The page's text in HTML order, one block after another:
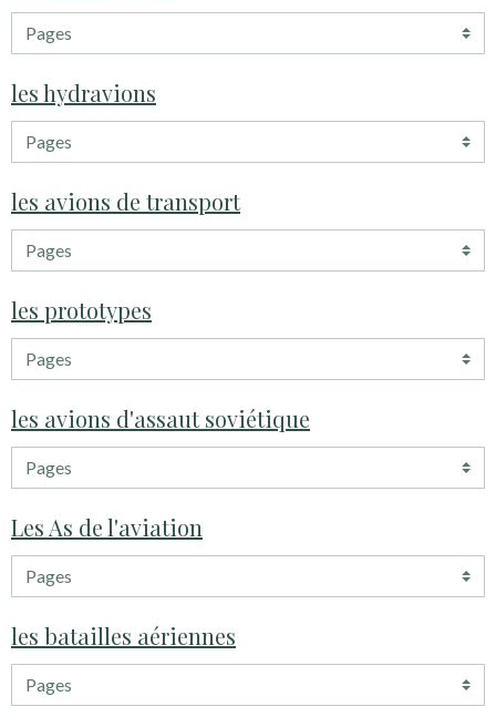
les hydravions
les avions de transport
les prototypes
les avions d'assaut soviétique
Les As de l'aviation
les batailles aériennes